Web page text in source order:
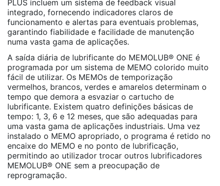
PLUS incluem um sistema de feedback visual
integrado, fornecendo indicadores claros de
funcionamento e alertas para eventuais problemas,
garantindo fiabilidade e facilidade de manutenção
numa vasta gama de aplicações.
A saída diária de lubrificante do MEMOLUB® ONE é
programada por um sistema de MEMO colorido muito
fácil de utilizar. Os MEMOs de temporização
vermelhos, brancos, verdes e amarelos determinam o
tempo que demora a esvaziar o cartucho de
lubrificante. Existem quatro definições básicas de
tempo: 1, 3, 6 e 12 meses, que são adequadas para
uma vasta gama de aplicações industriais. Uma vez
instalado o MEMO apropriado, o programa é retido no
encaixe do MEMO e no ponto de lubrificação,
permitindo ao utilizador trocar outros lubrificadores
MEMOLUB® ONE sem a preocupação de
reprogramação.